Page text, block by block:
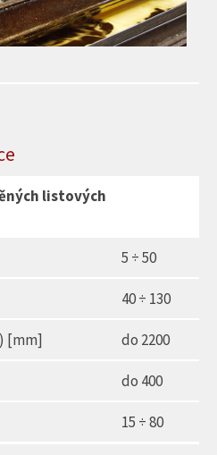
listových
5 ÷ 50
40 ÷ 130
[mm] do 2200
do 400
15 ÷ 80